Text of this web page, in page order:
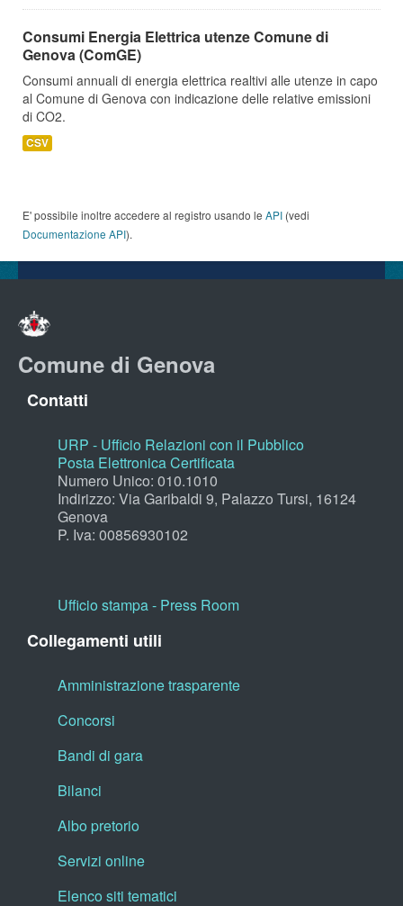
Consumi Energia Elettrica utenze Comune di
Genova (ComGE)
Consumi annuali di energia elettrica realtivi alle utenze in capo
al Comune di Genova con indicazione delle relative emissioni
di CO2.
CSV
E' possibile inoltre accedere al registro usando le API (vedi
Documentazione API).
Comune di Genova
Contatti
URP - Ufficio Relazioni con il Pubblico
Posta Elettronica Certificata
Numero Unico: 010.1010
Indirizzo: Via Garibaldi 9, Palazzo Tursi, 16124
Genova
P. Iva: 00856930102
Ufficio stampa - Press Room
Collegamenti utili
Amministrazione trasparente
Concorsi
Bandi di gara
Bilanci
Albo pretorio
Servizi online
Elenco siti tematici